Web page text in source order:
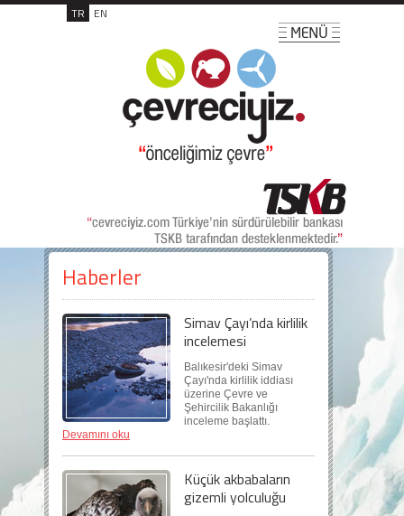
TR EN
Haberler
Simav Çayı’nda kirlilik
incelemesi
Balıkesir'deki Simav
Çayı'nda kirlilik iddiası
üzerine Çevre ve
Şehircilik Bakanlığı
inceleme başlattı.
Devamını oku
Küçük akbabaların
gizemli yolculuğu